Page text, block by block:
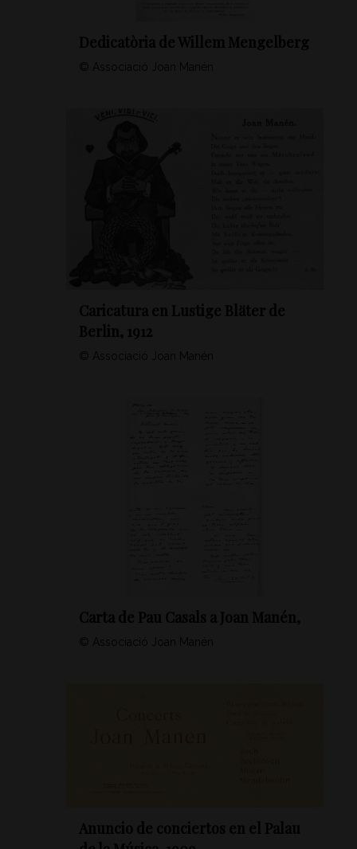
Dedicatòria de Willem Mengelberg
© Associació Joan Manén
Caricatura en Lustige Bläter de
Berlin, 1912
© Associació Joan Manén
Carta de Pau Casals a Joan Manén,
© Associació Joan Manén
Anuncio de conciertos en el Palau